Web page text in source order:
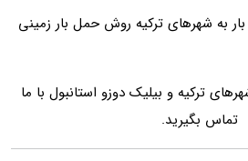
به شهرهای ترکیه روش حمل بار زمینی
ترکیه و بیلیک دوزو استانبول با ما
تماس بگیرید.